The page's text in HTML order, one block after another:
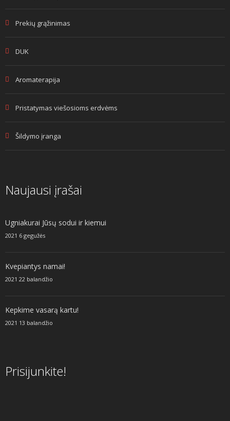
Prekių grąžinimas
DUK
Aromaterapija
Pristatymas viešosioms erdvėms
Šildymo įranga
Naujausi įrašai
Ugniakurai Jūsų sodui ir kiemui
2021 6 gegužės
Kvepiantys namai!
2021 22 balandžio
Kepkime vasarą kartu!
2021 13 balandžio
Prisijunkite!